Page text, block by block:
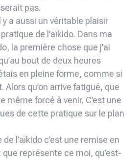
pas.
a aussi un véritable plaisir
de l’aïkido. Dans ma
la première chose que j’ai
bout de deux heures
en pleine forme, comme si
Alors qu’on arrive fatigué, que
même forcé à venir. C’est une
de cette pratique sur le plan
l’aïkido c’est une remise en
représente ce moi, qu’est-